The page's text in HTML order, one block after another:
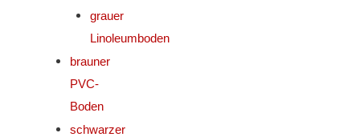
grauer
Linoleumboden
brauner
PVC-
Boden
schwarzer